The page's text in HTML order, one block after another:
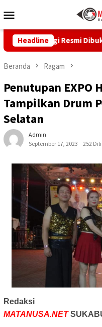
ke
Mobile
Headline
Resmi Dibuka, Bobby
Beranda Ragam
Penutupan EXPO
Tampilkan Drum
Selatan
Admin
September 17, 2023
252
Redaksi
MATANUSA.NET